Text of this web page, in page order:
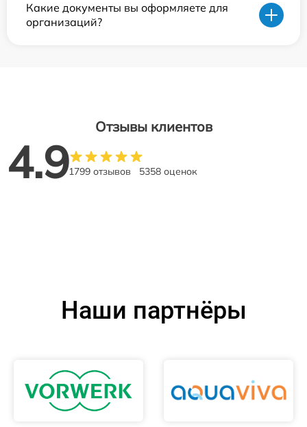
Какие документы вы оформляете для
организаций?
Отзывы клиентов
4.91799 отзывов 5358 оценок
Наши партнёры